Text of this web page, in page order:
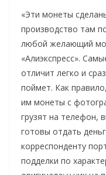
«Эти монеты
производство там
любой желающий
«Алиэкспресс».
отличит легко и
поймет. Как
им монеты с
грузят на телефон,
готовы отдать
корреспонденту
подделки по